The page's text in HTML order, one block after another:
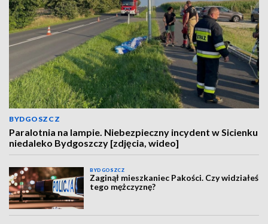
BYDGOSZCZ
Paralotnia na lampie. Niebezpieczny incydent w Sicienku
niedaleko Bydgoszczy [zdjęcia, wideo]
BYDGOSZCZ
Zaginął mieszkaniec Pakości. Czy widziałeś
tego mężczyznę?